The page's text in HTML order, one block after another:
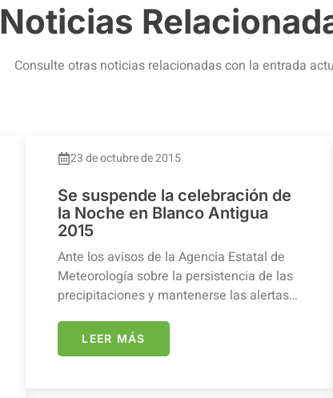
Noticias
Consulte otras noticias relacionadas con la entrada
23 de octubre de 2015
Se suspende la celebración de
la Noche en Blanco Antigua
2015
Ante los avisos de la Agencia Estatal de
Meteorología sobre la persistencia de las
precipitaciones y mantenerse las alertas…
LEER MÁS